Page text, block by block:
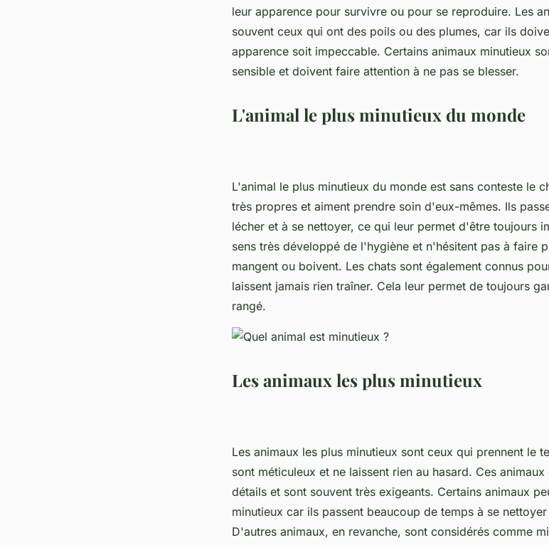
leur apparence pour survivre ou pour se reproduire. Les
souvent ceux qui ont des poils ou des plumes, car ils
apparence soit impeccable. Certains animaux minutieux
sensible et doivent faire attention à ne pas se blesser.
L'animal le plus minutieux du monde
L'animal le plus minutieux du monde est sans conteste le
très propres et aiment prendre soin d'eux-mêmes. Ils
lécher et à se nettoyer, ce qui leur permet d'être toujours
sens très développé de l'hygiène et n'hésitent pas à faire
mangent ou boivent. Les chats sont également connus
laissent jamais rien traîner. Cela leur permet de toujours
rangé.
Les animaux les plus minutieux
Les animaux les plus minutieux sont ceux qui prennent le
sont méticuleux et ne laissent rien au hasard. Ces
détails et sont souvent très exigeants. Certains animaux
minutieux car ils passent beaucoup de temps à se
D'autres animaux, en revanche, sont considérés comme